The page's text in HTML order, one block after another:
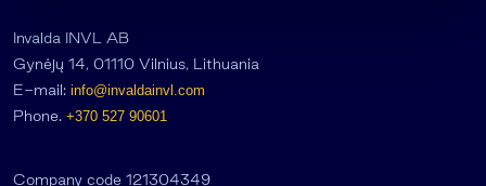
Invalda INVL AB
Gynėjų 14, 01110 Vilnius, Lithuania
E-mail: info@invaldainvl.com
Phone. +370 527 90601
Company code 121304349